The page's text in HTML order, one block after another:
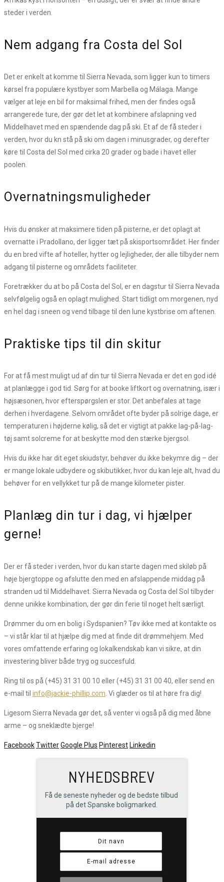
steder i verden.
Nem adgang fra Costa del Sol
Det er enkelt at komme til Sierra Nevada, som ligger kun to timers
kørsel fra populære kystbyer som Marbella og Málaga. Mange
vælger at leje en bil for maksimal frihed, men der findes også
arrangerede ture, der gør det let at kombinere afslapning ved
Middelhavet med en spændende dag på ski. Et af de få steder i
verden, hvor du kn stå på ski om dagen i minusgrader, og derefter
køre til Costa del Sol med cirka 20 grader og bade i havet eller
poolen.
Overnatningsmuligheder
Hvis du ønsker at maksimere tiden på pisterne, er det oplagt at
overnatte i Pradollano, der ligger tæt på skisportsområdet. Her finder
du en bred vifte af hoteller, hytter og lejligheder, der alle tilbyder nem
adgang til pisterne og områdets faciliteter.
Foretrækker du at bo på Costa del Sol, er en dagstur til Sierra Nevada
selvfølgelig også en oplagt mulighed. Start tidligt om morgenen, nyd
en hel dag i sneen og vend tilbage til den lune kystbrise om aftenen.
Praktiske tips til din skitur
For at få mest muligt ud af din tur til Sierra Nevada er det en god idé
at planlægge i god tid. Sørg for at booke liftkort og overnatning, især i
højsæsonen, hvor efterspørgslen er stor. Det anbefales at tage
derhen i hverdagene. Selvom området ofte byder på solrige dage, er
temperaturen i højderne kølig, så det er vigtigt at pakke lag-på-lag-
tøj samt solcreme for at beskytte mod den stærke bjergsol.
Hvis du ikke har dit eget skiudstyr, behøver du ikke bekymre dig – der
er mange lokale udbydere og skibutikker, hvor du kan leje alt, hvad du
behøver for en vellykket tur på de mange kilometer pister.
Planlæg din tur i dag, vi hjælper
gerne!
Der er få steder i verden, hvor du kan starte dagen med skiløb på
høje bjergtoppe og afslutte den med en afslappende middag på
stranden ud til Middelhavet. Sierra Nevada og Costa del Sol tilbyder
denne unikke kombination, der gør din ferie til noget helt særligt.
Drømmer du om en bolig i Sydspanien? Tøv ikke med at kontakte os
– vi står klar til at hjælpe dig med at finde dit drømmehjem. Med
vores omfattende erfaring og lokalkendskab kan vi sikre, at din
investering bliver både tryg og succesfuld.
Ring til os på (+45) 31 31 00 10 eller (+45) 31 31 00 40, eller send en
e-mail til info@jackie-phillip.com . Vi glæder os til at høre fra dig!
Ligesom Sierra Nevada gør det, så venter vi også på dig med åbne
arme – og sneklædte bjerge!
FacebookTwitterGoogle Plus Pinterest Linkedin
NYHEDSBREV
Få de seneste nyheder og de bedste tilbud
på det Spanske boligmarked.